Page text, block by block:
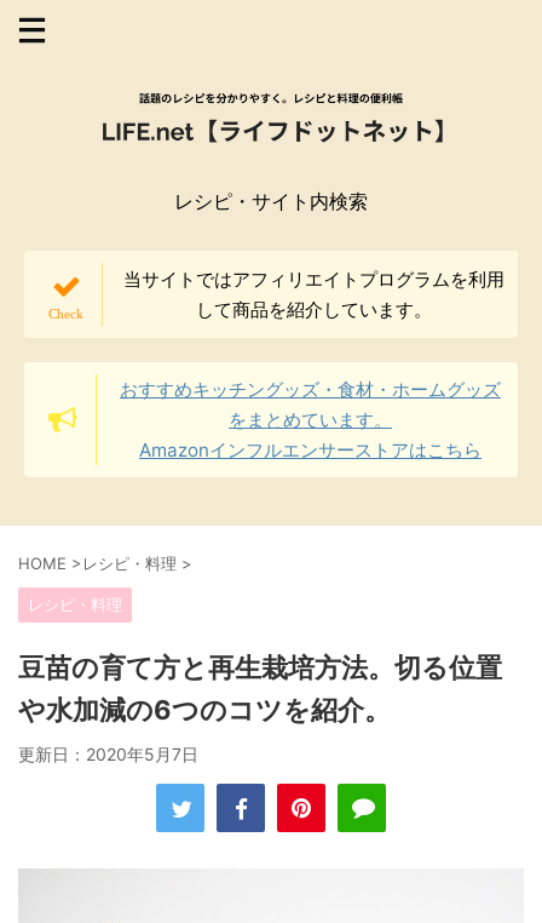
レシピ・サイト内検索
当サイトではアフィリエイトプログラムを利用
して商品を紹介しています。
おすすめキッチングッズ・食材・ホームグッズ
をまとめています。
Amazonインフルエンサーストアはこちら
HOME >レシピ・料理 >
レシピ・料理
豆苗の育て方と再生栽培方法。切る位置
や水加減の6つのコツを紹介。
更新日： 2020年5月7日